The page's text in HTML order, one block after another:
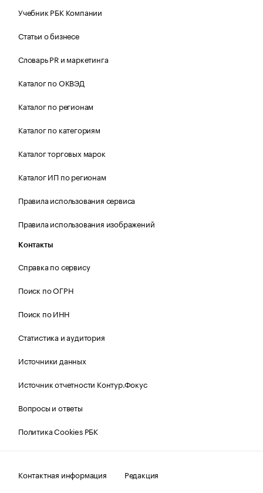
Учебник РБК Компании
Статьи о бизнесе
Словарь PR и маркетинга
Каталог по ОКВЭД
Каталог по регионам
Каталог по категориям
Каталог торговых марок
Каталог ИП по регионам
Правила использования сервиса
Правила использования изображений
Контакты
Справка по сервису
Поиск по ОГРН
Поиск по ИНН
Статистика и аудитория
Источники данных
Источник отчетности Контур.Фокус
Вопросы и ответы
Политика Cookies РБК
Контактная информация
Редакция